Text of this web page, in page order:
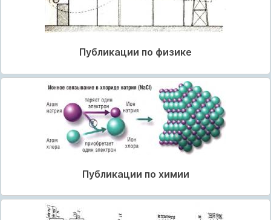
Публикации по физике
Публикации по химии